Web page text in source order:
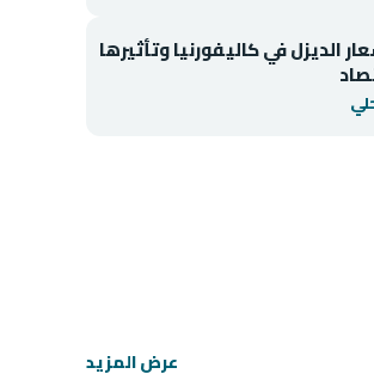
الديزل في كاليفورنيا وتأثيرها
عرض المزيد